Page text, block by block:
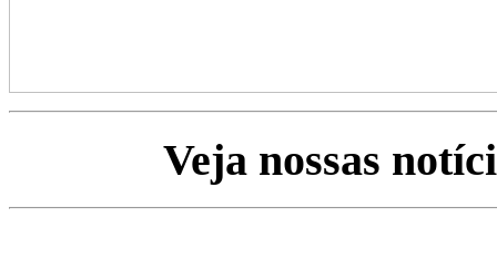
Veja nossas